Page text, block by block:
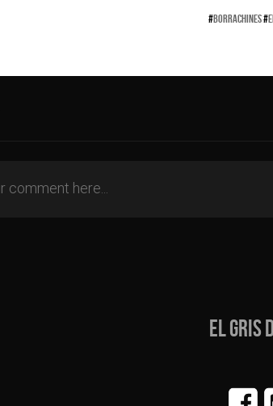
#BORRACHINES#
EL GRIS